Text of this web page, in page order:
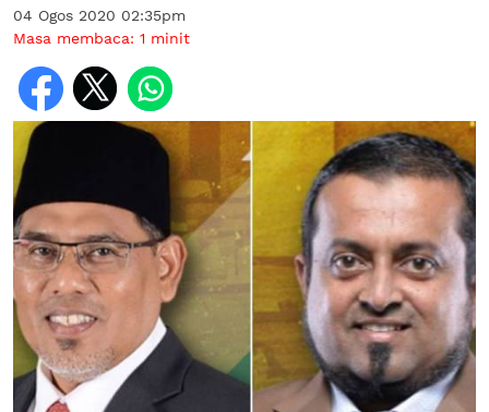
04 Ogos 2020 02:35pm
Masa membaca: 1 minit